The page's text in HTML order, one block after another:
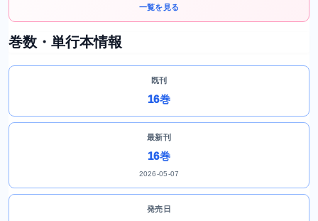
一覧を見る
巻数・単行本情報
既刊
16巻
最新刊
16巻
2026-05-07
発売日